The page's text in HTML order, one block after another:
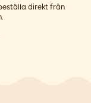
direkt från